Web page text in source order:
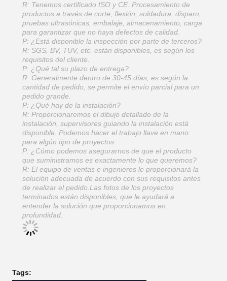
R: Tenemos certificado ISO y CE. Procesamiento de
productos a través de corte, flexión, soldadura, disparo,
pruebas ultrasónicas, embalaje, almacenamiento, carga
para garantizar que no haya defectos de calidad.
P: ¿Está disponible la inspección por parte de terceros?
R: SGS, BV, TUV, etc. están disponibles, es según los
requisitos del cliente.
P: ¿Qué tal su plazo de entrega?
R: Generalmente dentro de 30-45 días, es según la
cantidad de pedido, se permite el envío parcial para un
pedido grande.
P: ¿Qué hay de la instalación?
R: Proporcionaremos el dibujo detallado de la
instalación, supervisores guiando la instalación está
disponible. Podemos hacer el trabajo llave en mano
para algún tipo de proyectos.
P: ¿Cómo podemos asegurarnos de que el producto
que suministramos es exactamente lo que queremos?
R: El equipo de ventas e ingenieros le proporcionará la
solución adecuada de acuerdo con sus requisitos antes
de realizar el pedido.Las fotos de los proyectos
terminados están disponibles, que le ayudará a
entender la solución que proporcionamos en
profundidad.
Tags: